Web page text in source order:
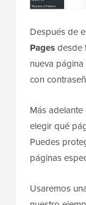
Después de
Pagesdesde
nueva
con
Más
elegir qué
Puedes
páginas
Usaremos